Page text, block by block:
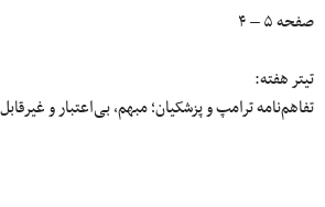
صفحه ۵ – ۴
تیتر هفته:
تفاهم‌نامه ترامپ و پزشکیان؛ مبهم، بی‌اعتبار و